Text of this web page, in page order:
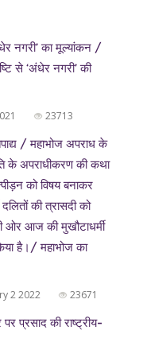
नगरी’ का मूल्यांकन /
से ‘अंधेर नगरी’ की
23713
/ महाभोज अपराध के
के अपराधीकरण की कथा
को विषय बनाकर
की त्रासदी को
ओर आज की मुखौटाधर्मी
है।/ महाभोज का
2 2022 23671
प्रसाद की राष्ट्रीय-